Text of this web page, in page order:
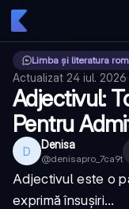
Limba și literatura
Actualizat 24 iul. 2026·
Adjectivul:
Pentru
D Denisa
@denisapro_7ca9t
Adjectivul este o
exprimă însușiri...